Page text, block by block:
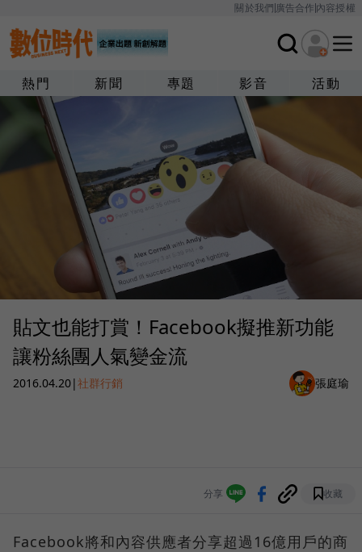
關於我們廣告合作內容授權
熱門 新聞 專題 影音 活動
貼文也能打賞！Facebook擬推新功能
讓粉絲團人氣變金流
2016.04.20|社群行銷 張庭瑜
分享 收藏
Facebook將和內容供應者分享超過16億用戶的商